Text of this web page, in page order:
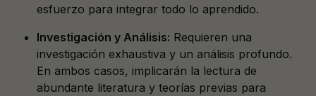
esfuerzo para integrar todo lo aprendido.
Investigación y Análisis: Requieren una
investigación exhaustiva y un análisis profundo.
En ambos casos, implicarán la lectura de
abundante literatura y teorías previas para